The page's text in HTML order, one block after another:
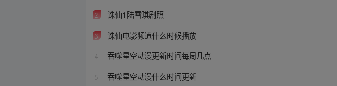
2 诛仙1陆雪琪剧照
3 诛仙电影频道什么时候播放
4 吞噬星空动漫更新时间每周几点
5 吞噬星空动漫什么时间更新